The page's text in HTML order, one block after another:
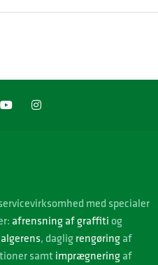
med specialer
afrensning af graffiti og
algerens, daglig rengøring af
samt imprægnering af